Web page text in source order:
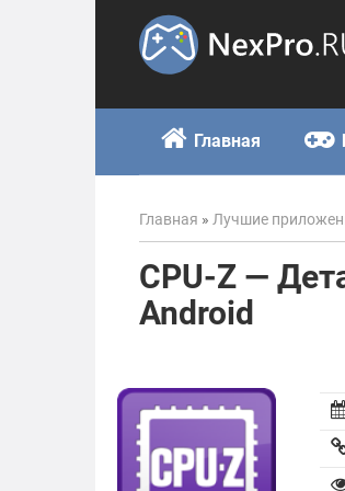
Главная
Главная » Лучшие
CPU-Z —
Android